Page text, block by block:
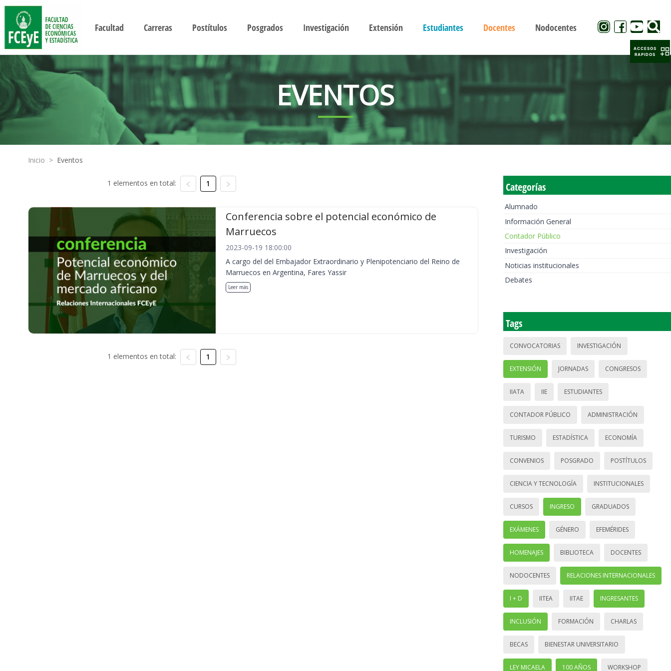
Facultad Carreras Postítulos Posgrados Investigación Extensión Estudiantes Docentes Nodocentes
EVENTOS
Inicio > Eventos
1 elementos en total: 1
Conferencia sobre el potencial económico de
Marruecos
2023-09-19 18:00:00
A cargo del del Embajador Extraordinario y Plenipotenciario del Reino de
Marruecos en Argentina, Fares Yassir
Leer más
1 elementos en total: 1
Categorías
Alumnado
Información General
Contador Público
Investigación
Noticias institucionales
Debates
Tags
CONVOCATORIAS INVESTIGACIÓN
EXTENSIÓN JORNADAS CONGRESOS
IIATA IIE ESTUDIANTES
CONTADOR PÚBLICO ADMINISTRACIÓN
TURISMO ESTADÍSTICA ECONOMÍA
CONVENIOS POSGRADO POSTÍTULOS
CIENCIA Y TECNOLOGÍA INSTITUCIONALES
CURSOS INGRESO GRADUADOS
EXÁMENES GÉNERO EFEMÉRIDES
HOMENAJES BIBLIOTECA DOCENTES
NODOCENTES RELACIONES INTERNACIONALES
I + D IITEA IITAE INGRESANTES
INCLUSIÓN FORMACIÓN CHARLAS
BECAS BIENESTAR UNIVERSITARIO
LEY MICAELA 100 AÑOS WORKSHOP
ACCESOS
RAPIDOS